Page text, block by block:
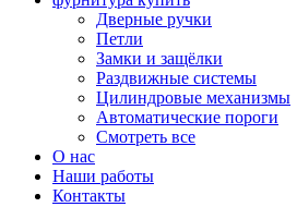
Дверные ручки
Петли
Замки и защёлки
Раздвижные системы
Цилиндровые механизмы
Автоматические пороги
Смотреть все
О нас
Наши работы
Контакты